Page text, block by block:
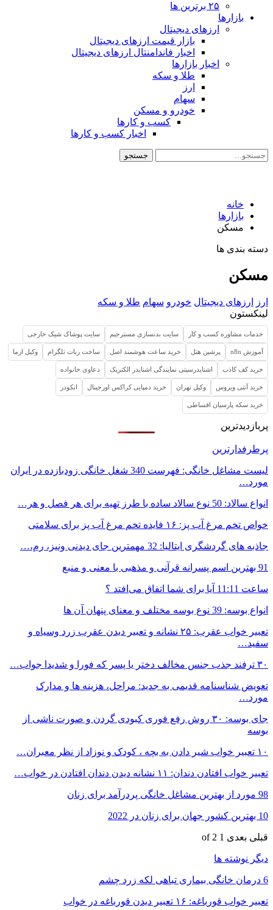
۲۵ برترین ها
بازارها
ارزهای دیجیتال
بازار قیمت ارزهای دیجیتال
اخبار فاندامنتال ارزهای دیجیتال
اخبار بازارها
طلا و سکه
ارز
سهام
خودرو و مسکن
کسب و کارها
اخبار کسب و کارها
خانه
بازارها
مسکن
دسته بندی ها
مسکن
ارز ارزهای دیجیتال خودرو سهام طلا و سکه
لینکستون
خدمات مشاوره کسب و کار سایت بدنسازی مسترجیم سایت پوشاک شیک خارجی
آموزش n8n پرشین هتل خرید ساعت هوشمند اصل ساخت ربات تلگرام وکیل ازما
خرید کف کاذب اشنایدرسیتی نمایندگی اشنایدر الکتریک دعاوی خانواده
خرید آنتی ویروس وکیل تهران خرید دمپایی کراکس اورجینال انکودر
خرید سکه پارسیان اقساطی
پربازدیدترین
پرطرفدارترین
لیست مشاغل خانگی: فهرست 340 شغل خانگی زودبازده در ایران
مورد…
انواع سالاد: 50 نوع سالاد ساده با طرز تهیه برای هر فصل و هر…
خواص تخم مرغ آب پز: ۱۶ فایده تخم مرغ آب پز برای سلامتی
جاذبه های گردشگری ایتالیا: 32 مهمترین جای دیدنی ونیز، رم،…
91 بهترین اسم پسرانه قرآنی و مذهبی با معنی و منبع
ساعت 11:11 آیا برای شما اتفاق می‌افتد ؟
انواع بوسه: 39 نوع بوسه مختلف و معنای پنهان آن ها
تعبیر خواب عقرب: ۲۵ نشانه و تعبیر دیدن عقرب زرد وسیاه و
سفید…
۳۰ ترفند جذب جنس مخالف دختر یا پسر که فورا و شدیدا جواب…
تعویض شناسنامه قدیمی به جدید: مراحل، هزینه ها و مدارک
مورد…
جای بوسه: ۳۰ روش رفع فوری کبودی گردن و صورت ناشی از
بوسه
۱۰ تعبیر خواب شیر دادن به بچه ، کودک و نوزاد از نظر معبران…
تعبیر خواب افتادن دندان: ۱۱ نشانه دیدن دندان افتادن در خواب…
98 مورد از بهترین مشاغل خانگی پردرآمد برای زنان
10 بهترین کشور جهان برای زنان در 2022
قبلی بعدی 1 of 2
دیگر نوشته ها
6 درمان خانگی بیماری تباهی لکه زرد چشم
تعبیر خواب قورباغه: ۱۶ تعبیر دیدن قورباغه در خواب